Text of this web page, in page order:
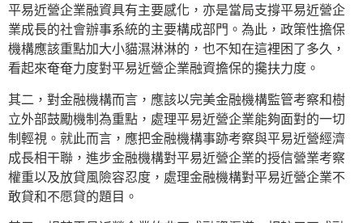
平易近營企業融資具有主要感化，亦是當局支撐平易近營企
業成長的社會辦事系統的主要構成部門。為此，政策性擔保
機構應該重點加大小貓濕淋淋的，也不知在這裡困了多久，
看起來奄奄力度對平易近營企業融資擔保的攙扶力度。
其二，對金融機構而言，應該以完美金融機構監管考察和樹
立外部鼓勵機制為重點，處理平易近營企業能夠面對的一切
制輕視。就此而言，應把金融機構事跡考察與平易近營經濟
成長相干聯，進步金融機構對平易近營企業的授信營業考察
權重以及放貸風險容忍度，處理金融機構對平易近營企業不
敢貸和不愿貸的題目。